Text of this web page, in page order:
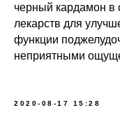
черный кардамон в
лекарств для
функции
неприятными
2020-08-17 15:28
Блог
Контакты
Юридическая